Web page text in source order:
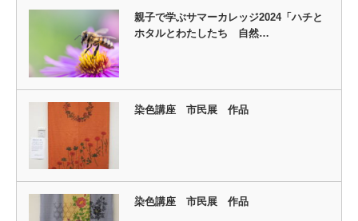
親子で学ぶサマーカレッジ2024「ハチと
ホタルとわたしたち 自然…
染色講座 市民展 作品
染色講座 市民展 作品